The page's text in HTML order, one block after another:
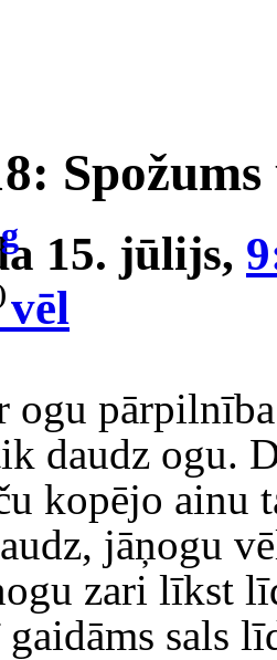
Spožums
15. jūlijs,
ogu
daudz ogu.
kopējo ainu
jāņogu
zari līkst
sals